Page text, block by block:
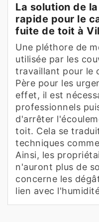
La solution de
rapide pour le
fuite de toit à
Une pléthore de
utilisée par les
travaillant pour le
Père pour les
effet, il est
professionnels
d'arrêter
toit. Cela se
techniques
Ainsi, les
n'auront plus de
concerne les
lien avec